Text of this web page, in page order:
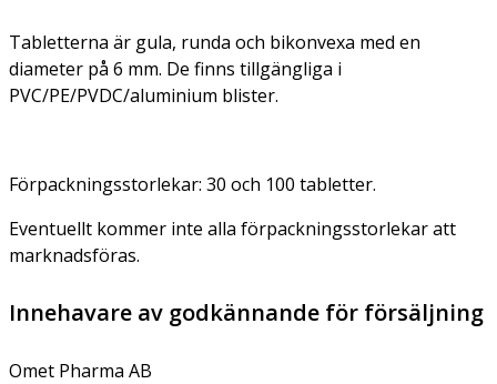
Tabletterna är gula, runda och bikonvexa med en
diameter på 6 mm. De finns tillgängliga i
PVC/PE/PVDC/aluminium blister.
Förpackningsstorlekar: 30 och 100 tabletter.
Eventuellt kommer inte alla förpackningsstorlekar att
marknadsföras.
Innehavare av godkännande för försäljning
Omet Pharma AB